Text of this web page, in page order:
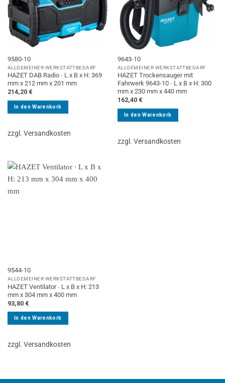
9580-10
ALLGEMEINER WERKSTATTBEDARF
HAZET DAB Radio ∙ L x B x H: 369
mm x 212 mm x 201 mm
214,20 €
In den Warenkorb
zzgl. Versandkosten
9643-10
ALLGEMEINER WERKSTATTBEDARF
HAZET Trockensauger mit
Fahrwerk 9643-10 ∙ L x B x H: 300
mm x 230 mm x 440 mm
162,40 €
In den Warenkorb
zzgl. Versandkosten
9544-10
ALLGEMEINER WERKSTATTBEDARF
HAZET Ventilator ∙ L x B x H: 213
mm x 304 mm x 400 mm
93,80 €
In den Warenkorb
zzgl. Versandkosten